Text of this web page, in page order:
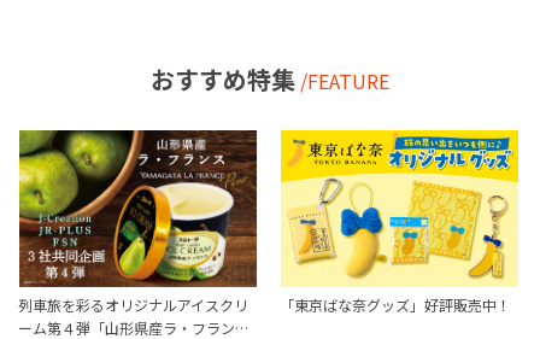
おすすめ特集 /FEATURE
列車旅を彩るオリジナルアイスクリ
ーム第４弾「山形県産ラ・フラン…
「東京ばな奈グッズ」好評販売中！